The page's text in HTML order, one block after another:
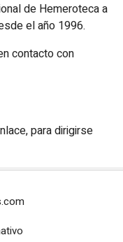
de Hemeroteca a
el año 1996.
contacto con
para dirigirse